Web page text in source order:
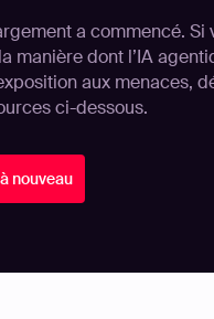
a commencé. Si
manière dont l’IA
aux menaces,
ci-dessous.
nouveau